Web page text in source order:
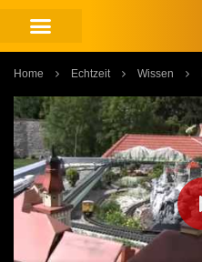
Home Echtzeit Wissen